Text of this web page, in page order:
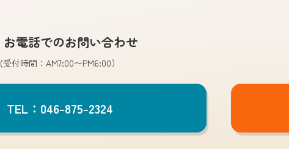
お電話でのお問い合わせ
(受付時間：AM7:00〜PM6:00）
TEL：046-875-2324